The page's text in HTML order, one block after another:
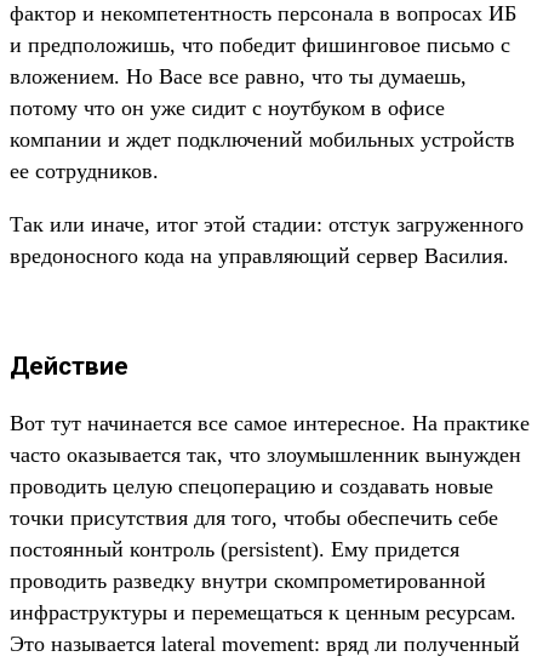
фактор и некомпетентность персонала в вопросах ИБ
и предположишь, что победит фишинговое письмо с
вложением. Но Васе все равно, что ты думаешь,
потому что он уже сидит с ноутбуком в офисе
компании и ждет подключений мобильных устройств
ее сотрудников.
Так или иначе, итог этой стадии: отстук загруженного
вредоносного кода на управляющий сервер Василия.
Действие
Вот тут начинается все самое интересное. На практике
часто оказывается так, что злоумышленник вынужден
проводить целую спецоперацию и создавать новые
точки присутствия для того, чтобы обеспечить себе
постоянный контроль (persistent). Ему придется
проводить разведку внутри скомпрометированной
инфраструктуры и перемещаться к ценным ресурсам.
Это называется lateral movement: вряд ли полученный